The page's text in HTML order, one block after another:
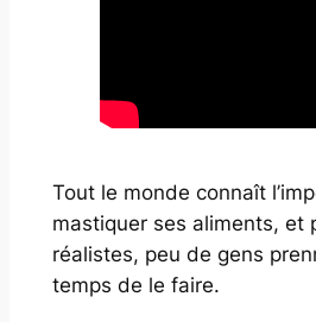
Tout le monde connaît
mastiquer ses aliments, et
réalistes, peu de gens
temps de le faire.